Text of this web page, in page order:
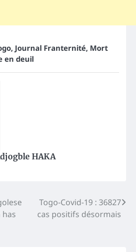
, Journal Franternité, Mort
en deuil
HAKA
has
Togo-Covid-19 : 36827
cas positifs désormais